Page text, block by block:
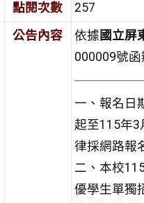
點閱次數
257
公告內容
依據 國立屏
000009號函
一、報名日
起至115年3
律採網路報
二、本校
優學生單獨